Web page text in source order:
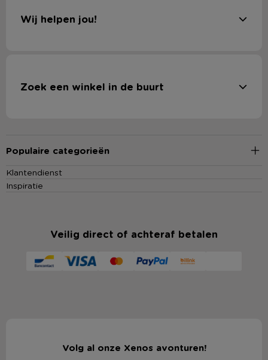
Wij helpen jou!
Zoek een winkel in de buurt
Populaire categorieën
Klantendienst
Inspiratie
Veilig direct of achteraf betalen
Volg al onze Xenos avonturen!